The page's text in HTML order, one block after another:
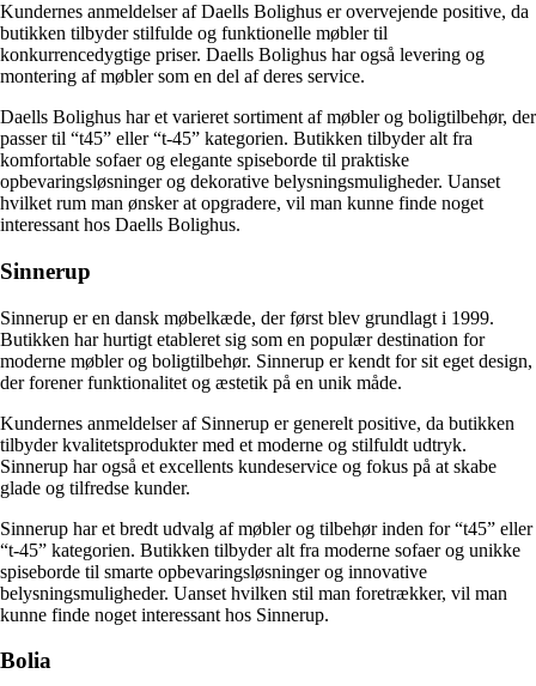
Kundernes anmeldelser af Daells Bolighus er overvejende positive, da
butikken tilbyder stilfulde og funktionelle møbler til
konkurrencedygtige priser. Daells Bolighus har også levering og
montering af møbler som en del af deres service.
Daells Bolighus har et varieret sortiment af møbler og boligtilbehør, der
passer til “t45” eller “t-45” kategorien. Butikken tilbyder alt fra
komfortable sofaer og elegante spiseborde til praktiske
opbevaringsløsninger og dekorative belysningsmuligheder. Uanset
hvilket rum man ønsker at opgradere, vil man kunne finde noget
interessant hos Daells Bolighus.
Sinnerup
Sinnerup er en dansk møbelkæde, der først blev grundlagt i 1999.
Butikken har hurtigt etableret sig som en populær destination for
moderne møbler og boligtilbehør. Sinnerup er kendt for sit eget design,
der forener funktionalitet og æstetik på en unik måde.
Kundernes anmeldelser af Sinnerup er generelt positive, da butikken
tilbyder kvalitetsprodukter med et moderne og stilfuldt udtryk.
Sinnerup har også et excellents kundeservice og fokus på at skabe
glade og tilfredse kunder.
Sinnerup har et bredt udvalg af møbler og tilbehør inden for “t45” eller
“t-45” kategorien. Butikken tilbyder alt fra moderne sofaer og unikke
spiseborde til smarte opbevaringsløsninger og innovative
belysningsmuligheder. Uanset hvilken stil man foretrækker, vil man
kunne finde noget interessant hos Sinnerup.
Bolia